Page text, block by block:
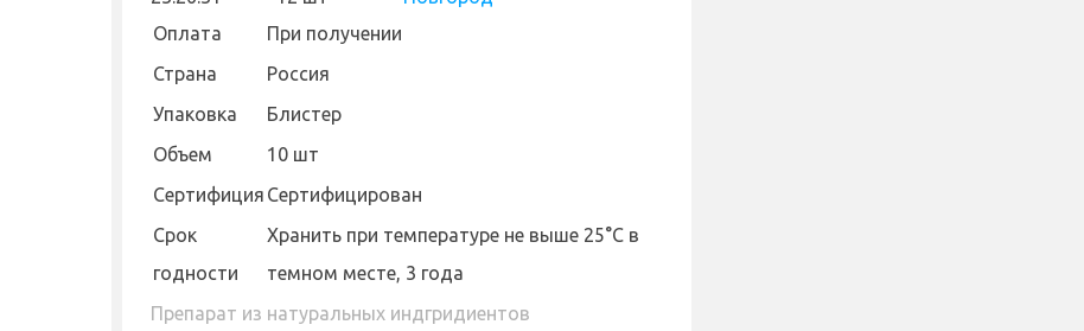
Оплата
При получении
Страна
Россия
Упаковка
Блистер
Объем
10 шт
Сертифиция Сертифицирован
Cрок
годности
Хранить при температуре не выше 25°С в
темном месте, 3 года
Препарат из натуральных индгридиентов